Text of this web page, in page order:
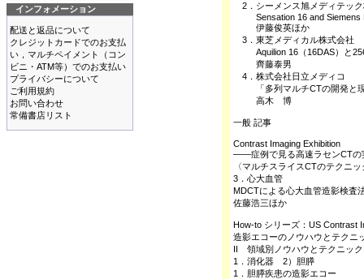
インフォメーション
配送と返品について
クレジットカードでのお支払
い，マルチペイメント（コン
ビニ・ATM等）でのお支払い
プライバシーについて
ご利用規約
お問い合わせ
常備書店リスト
2．シーメンス旭メディテッ
Sensation 16 and Siemens
伊藤俊英ほか
3．東芝メディカル株式会社
Aquilion 16（16DAS）と
齊藤泰男
4．株式会社日立メディコ
「多列マルチCTの開発と現
高木 博
一般 記事
Contrast Imaging Exhibition
――症例で見る高速ラセンCTの
〈マルチスライスCTのテクニ
3．心大血管
MDCTによる心大血管造影検査
佐藤浩三ほか
How-to シリーズ：US Contrast
造影エコーのノウハウとテクニ
II 領域別ノウハウとテクニック
1．消化器 2）胆膵
1．胆膵疾患の造影エコー